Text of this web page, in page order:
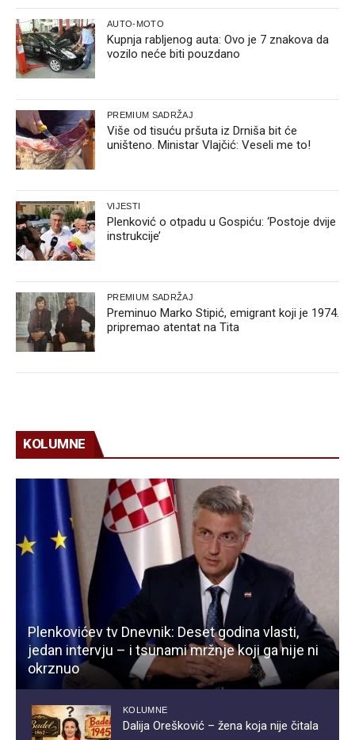
AUTO-MOTO
Kupnja rabljenog auta: Ovo je 7 znakova da
vozilo neće biti pouzdano
PREMIUM SADRŽAJ
Više od tisuću pršuta iz Drniša bit će
uništeno. Ministar Vlajčić: Veseli me to!
VIJESTI
Plenković o otpadu u Gospiću: ‘Postoje dvije
instrukcije’
PREMIUM SADRŽAJ
Preminuo Marko Stipić, emigrant koji je 1974.
pripremao atentat na Tita
KOLUMNE
Plenkovićev tv Dnevnik: Deset godina vlasti,
jedan intervju – i tsunami mržnje koji ga nije ni
okrznuo
KOLUMNE
Dalija Orešković – žena koja nije čitala